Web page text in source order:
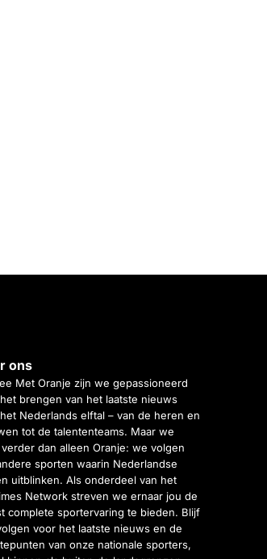
ons
Met Oranje zijn we gepassioneerd
brengen van het laatste nieuws
Nederlands elftal – van de heren en
tot de talententeams. Maar we
dan alleen Oranje: we volgen
sporten waarin Nederlandse
uitblinken. Als onderdeel van het
Network streven we ernaar jou de
complete sportervaring te bieden. Blijf
voor het laatste nieuws en de
van onze nationale sporters,